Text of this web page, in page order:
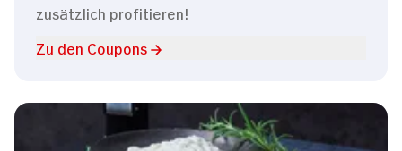
zusätzlich profitieren!
Zu den Coupons